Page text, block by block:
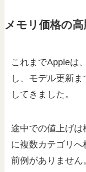
メモリ価格の
これまでAppleは
し、モデル更新
してきました。
途中での値上げは
に複数カテゴリ
前例がありません